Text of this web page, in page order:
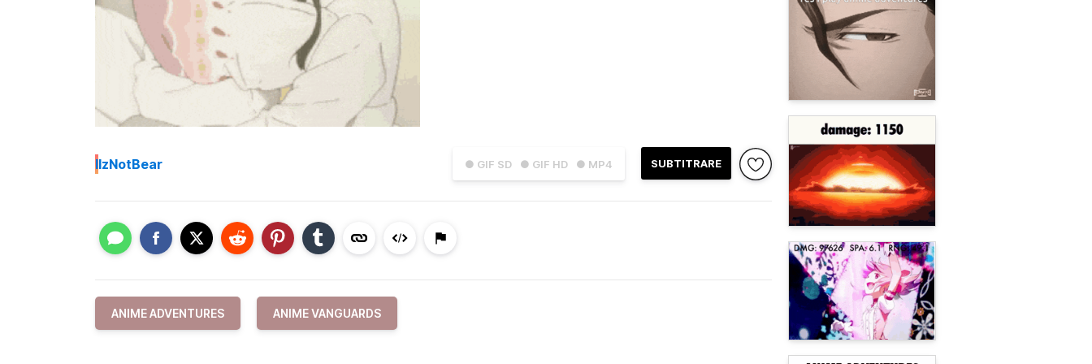
● GIF SD ● GIF HD ● MP4 SUBTITRARE
IIzNotBear
ANIME ADVENTURES ANIME VANGUARDS